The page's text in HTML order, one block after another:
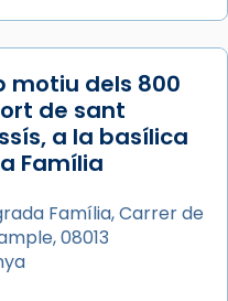
motiu dels 800
de sant
a la basílica
Família
Família, Carrer de
08013